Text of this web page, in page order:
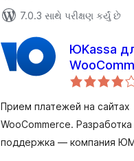
7.0.3 સાથે પરીક્ષણ કર્યું છે
ЮKassa
Прием платежей на сайтах
WooCommerce. Разработка
поддержка — компания